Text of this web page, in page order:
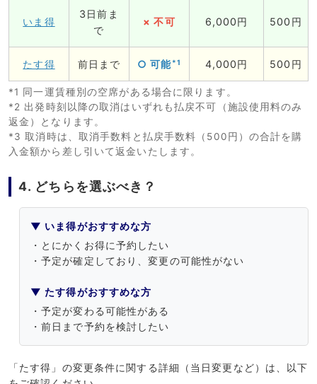
いま得
3日前ま
で
× 不可 6,000円 500円
たす得 前日まで ○ 可能*1 4,000円 500円
*1 同一運賃種別の空席がある場合に限ります。
*2 出発時刻以降の取消はいずれも払戻不可（施設使用料のみ
返金）となります。
*3 取消時は、取消手数料と払戻手数料（500円）の合計を購
入金額から差し引いて返金いたします。
4. どちらを選ぶべき？
▼ いま得がおすすめな方
・とにかくお得に予約したい
・予定が確定しており、変更の可能性がない
▼ たす得がおすすめな方
・予定が変わる可能性がある
・前日まで予約を検討したい
「たす得」の変更条件に関する詳細（当日変更など）は、以下